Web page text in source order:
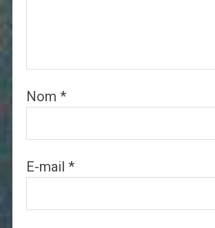
Nom *
E-mail *